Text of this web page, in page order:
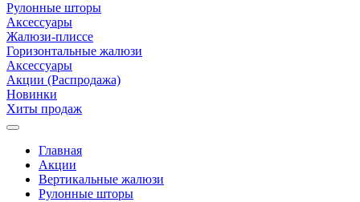
Рулонные шторы
Аксессуары
Жалюзи-плиссе
Горизонтальные жалюзи
Аксессуары
Акции (Распродажа)
Новинки
Хиты продаж
Главная
Акции
Вертикальные жалюзи
Рулонные шторы